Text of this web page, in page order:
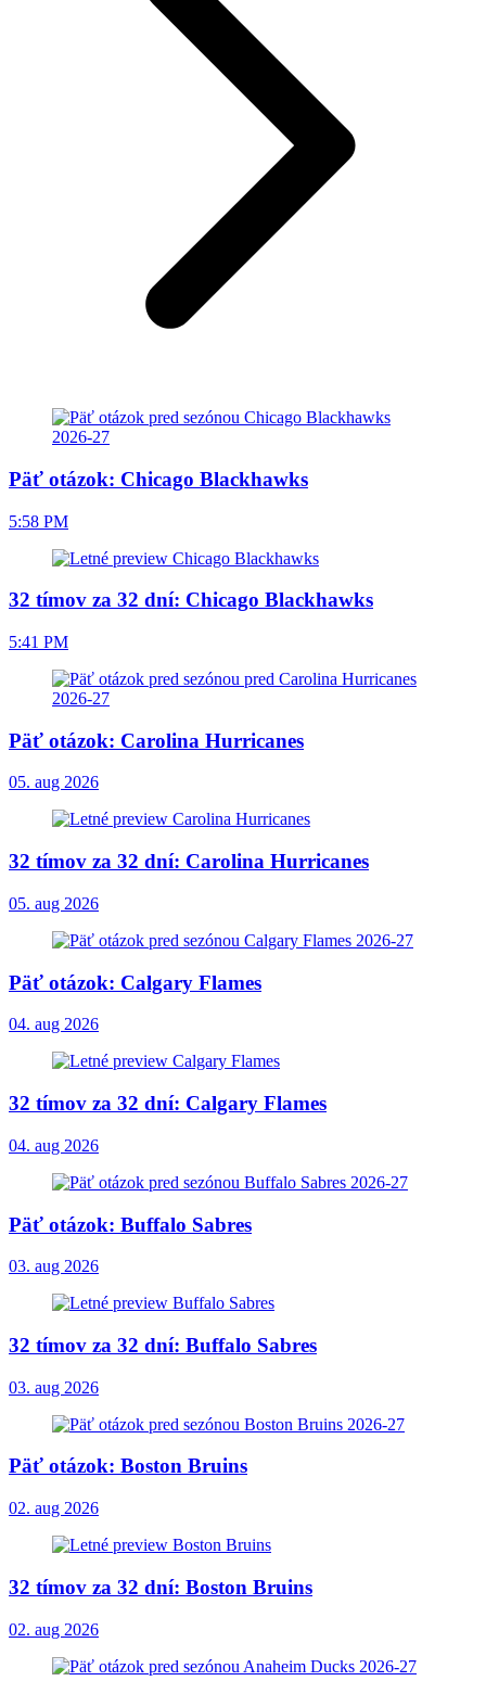
Päť otázok: Chicago Blackhawks
5:58 PM
32 tímov za 32 dní: Chicago Blackhawks
5:41 PM
Päť otázok: Carolina Hurricanes
05. aug 2026
32 tímov za 32 dní: Carolina Hurricanes
05. aug 2026
Päť otázok: Calgary Flames
04. aug 2026
32 tímov za 32 dní: Calgary Flames
04. aug 2026
Päť otázok: Buffalo Sabres
03. aug 2026
32 tímov za 32 dní: Buffalo Sabres
03. aug 2026
Päť otázok: Boston Bruins
02. aug 2026
32 tímov za 32 dní: Boston Bruins
02. aug 2026